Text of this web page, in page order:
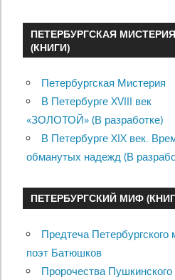
ПЕТЕРБУРГСКАЯ МИСТЕРИЯ
(КНИГИ)
Петербургская Мистерия
В Петербурге XVIII век
«ЗОЛОТОЙ» (В разработке)
В Петербурге XIX век.
обманутых надежд (В
ПЕТЕРБУРГСКИЙ МИФ
Предтеча Петербургского
поэт Батюшков
Пророчества Пушкинского